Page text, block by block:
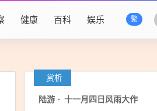
繁
健康 百科 娱乐
赏析
陆游 · 十一月四日风雨大作